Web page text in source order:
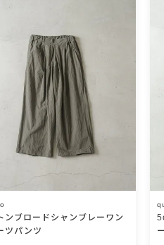
ンブロードシャンブレーワン
ツパンツ